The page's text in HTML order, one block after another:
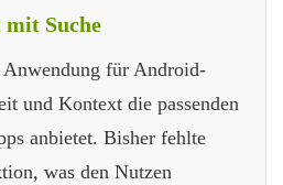
mit Suche
für Android-
und Kontext die passenden
anbietet. Bisher fehlte
was den Nutzen